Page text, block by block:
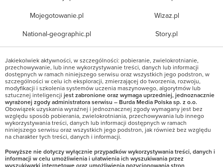
Mojegotowanie.pl
National-geographic.pl
Wizaz.pl
Story.pl
Jakiekolwiek aktywności, w szczególności: pobieranie, zwielokrotnianie,
przechowywanie, lub inne wykorzystywanie treści, danych lub informacji
dostępnych w ramach niniejszego serwisu oraz wszystkich jego podstron, w
szczególności w celu ich eksploracji, zmierzającej do tworzenia, rozwoju,
modyfikacji i szkolenia systemów uczenia maszynowego, algorytmów lub
sztucznej inteligencji jest zabronione oraz wymaga uprzedniej, jednoznacznie
wyrażonej zgody administratora serwisu – Burda Media Polska sp. z o.o.
Obowiązek uzyskania wyraźnej i jednoznacznej zgody wymagany jest bez
względu sposób pobierania, zwielokrotniania, przechowywania lub innego
wykorzystywania treści, danych lub informacji dostępnych w ramach
niniejszego serwisu oraz wszystkich jego podstron, jak również bez względu
na charakter tych treści, danych i informacji.
Powyższe nie dotyczy wyłącznie przypadków wykorzystywania treści, danych i
informacji w celu umożliwienia i ułatwienia ich wyszukiwania przez
wyszukiwarki internetowe oraz umożliwienia pozycjonowania stron